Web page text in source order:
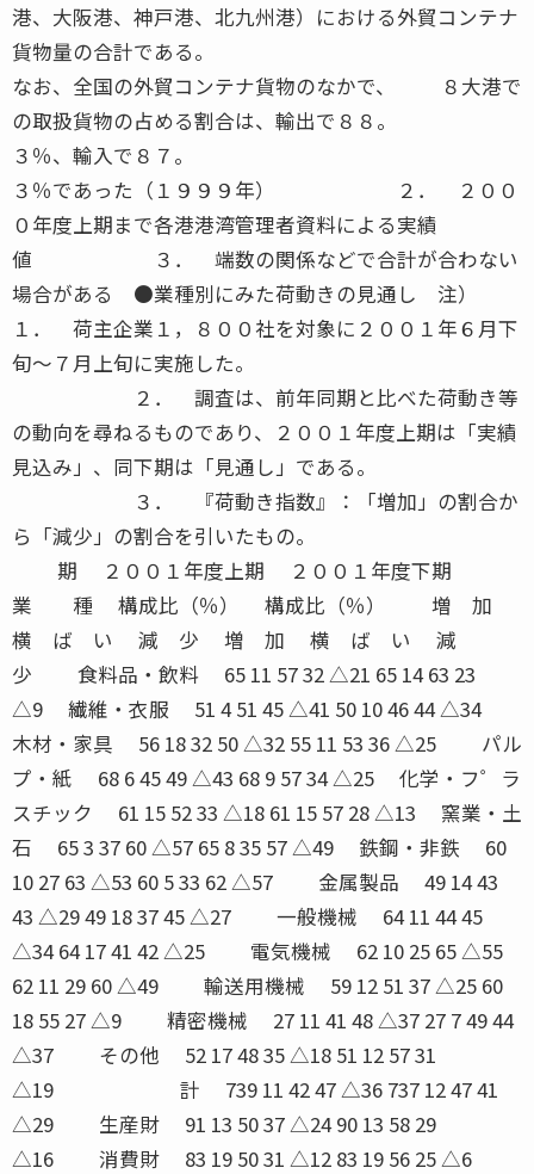
港、大阪港、神戸港、北九州港）における外貿コンテナ
貨物量の合計である。
なお、全国の外貿コンテナ貨物のなかで、 ８大港で
の取扱貨物の占める割合は、輸出で８８。
３％、輸入で８７。
３％であった（１９９９年） ２． ２００
０年度上期まで各港港湾管理者資料による実績
値 ３． 端数の関係などで合計が合わない
場合がある ●業種別にみた荷動きの見通し 注）
１． 荷主企業１，８００社を対象に２００１年６月下
旬〜７月上旬に実施した。
２． 調査は、前年同期と比べた荷動き等
の動向を尋ねるものであり、２００１年度上期は「実績
見込み」、同下期は「見通し」である。
３． 『荷動き指数』：「増加」の割合か
ら「減少」の割合を引いたもの。
期 ２００１年度上期 ２００１年度下期
業 種 構成比（％） 構成比（％） 増 加
横 ば い 減 少 増 加 横 ば い 減
少 食料品・飲料 65 11 57 32 △21 65 14 63 23
△9 繊維・衣服 51 4 51 45 △41 50 10 46 44 △34
木材・家具 56 18 32 50 △32 55 11 53 36 △25 パル
プ・紙 68 6 45 49 △43 68 9 57 34 △25 化学・フ゜ラ
スチック 61 15 52 33 △18 61 15 57 28 △13 窯業・土
石 65 3 37 60 △57 65 8 35 57 △49 鉄鋼・非鉄 60
10 27 63 △53 60 5 33 62 △57 金属製品 49 14 43
43 △29 49 18 37 45 △27 一般機械 64 11 44 45
△34 64 17 41 42 △25 電気機械 62 10 25 65 △55
62 11 29 60 △49 輸送用機械 59 12 51 37 △25 60
18 55 27 △9 精密機械 27 11 41 48 △37 27 7 49 44
△37 その他 52 17 48 35 △18 51 12 57 31
△19 計 739 11 42 47 △36 737 12 47 41
△29 生産財 91 13 50 37 △24 90 13 58 29
△16 消費財 83 19 50 31 △12 83 19 56 25 △6